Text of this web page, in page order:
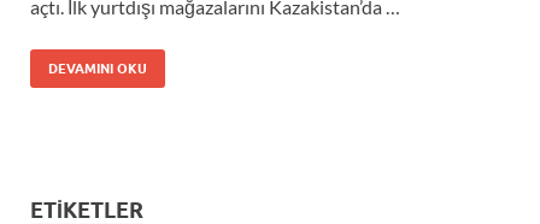
açtı. İlk yurtdışı mağazalarını Kazakistan’da …
DEVAMINI OKU
ETIKETLER